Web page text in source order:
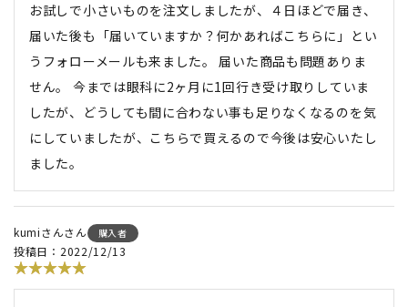
お試しで小さいものを注文しましたが、４日ほどで届き、
届いた後も「届いていますか？何かあればこちらに」とい
うフォローメールも来ました。 届いた商品も問題ありま
せん。 今までは眼科に2ヶ月に1回行き受け取りしていま
したが、どうしても間に合わない事も足りなくなるのを気
にしていましたが、こちらで買えるので今後は安心いたし
ました。
kumiさん 購入者
投稿日 2022/12/13